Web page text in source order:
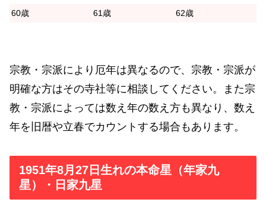
60歳
61歳 62歳
宗教・宗派により厄年は異なるので、宗教・宗派が
明確な方はその寺社等に相談してください。また宗
教・宗派によっては数え年の数え方も異なり、数え
年を旧暦や立春でカウントする場合もあります。
1951年8月27日生れの本命星（年家九
星）・日家九星